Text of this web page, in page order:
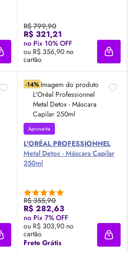
Adicionar à sacola
R$ 799,90
R$ 321,21
no Pix 10% OFF
ou R$ 356,90 no
cartão
Adicionar à sacola
-14%
Aproveite
L'ORÉAL PROFESSIONNEL
Metal Detox - Máscara Capilar
250ml
R$ 355,90
R$ 282,63
no Pix 7% OFF
ou R$ 303,90 no
cartão
Frete Grátis